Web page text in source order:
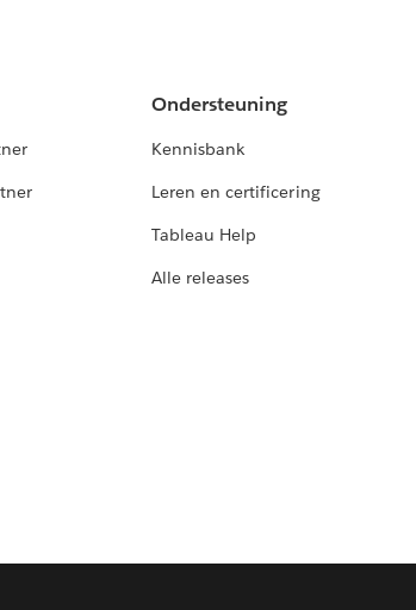
Ondersteuning
Kennisbank
Leren en certificering
Tableau Help
Alle releases